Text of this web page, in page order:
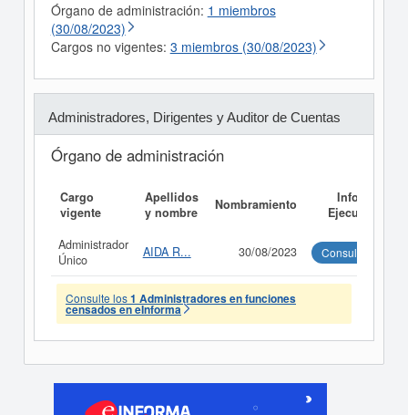
Órgano de administración: 1 miembros
(30/08/2023)
Cargos no vigentes: 3 miembros (30/08/2023)
Administradores, Dirigentes y Auditor de Cuentas
Órgano de administración
Cargo
vigente
Apellidos
y nombre
Nombramiento
Informe
Ejecutivo
Administrador
Único
AIDA R... 30/08/2023 Consultar
Consulte los1 Administradores en funciones
censados en eInforma